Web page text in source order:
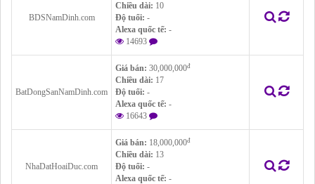
BDSNamDinh.com
Chiều dài: 10
Độ tuổi: -
Alexa quốc tế: -
14693
BatDongSanNamDinh.com
Giá bán: 30,000,000đ
Chiều dài: 17
Độ tuổi: -
Alexa quốc tế: -
16643
NhaDatHoaiDuc.com
Giá bán: 18,000,000đ
Chiều dài: 13
Độ tuổi: -
Alexa quốc tế: -